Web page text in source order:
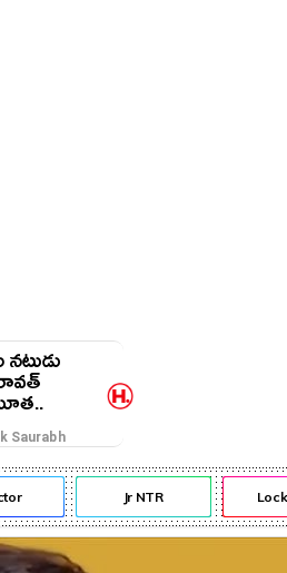
నటుడు
Saurabh
Jr NTR